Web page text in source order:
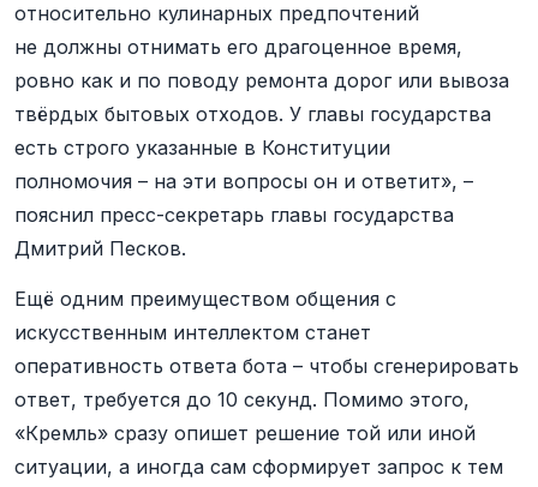
относительно кулинарных предпочтений
не должны отнимать его драгоценное время,
ровно как и по поводу ремонта дорог или вывоза
твёрдых бытовых отходов. У главы государства
есть строго указанные в Конституции
полномочия – на эти вопросы он и ответит», –
пояснил пресс-секретарь главы государства
Дмитрий Песков.
Ещё одним преимуществом общения с
искусственным интеллектом станет
оперативность ответа бота – чтобы сгенерировать
ответ, требуется до 10 секунд. Помимо этого,
«Кремль» сразу опишет решение той или иной
ситуации, а иногда сам сформирует запрос к тем